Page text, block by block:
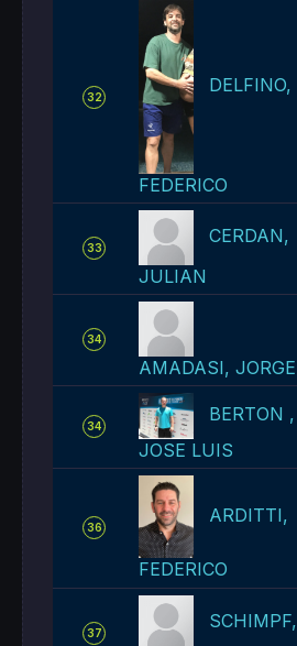
32
DELFINO,
FEDERICO
33
CERDAN,
JULIAN
34
AMADASI, JORGE
34
BERTON ,
JOSE LUIS
36
ARDITTI,
FEDERICO
37
SCHIMPF,